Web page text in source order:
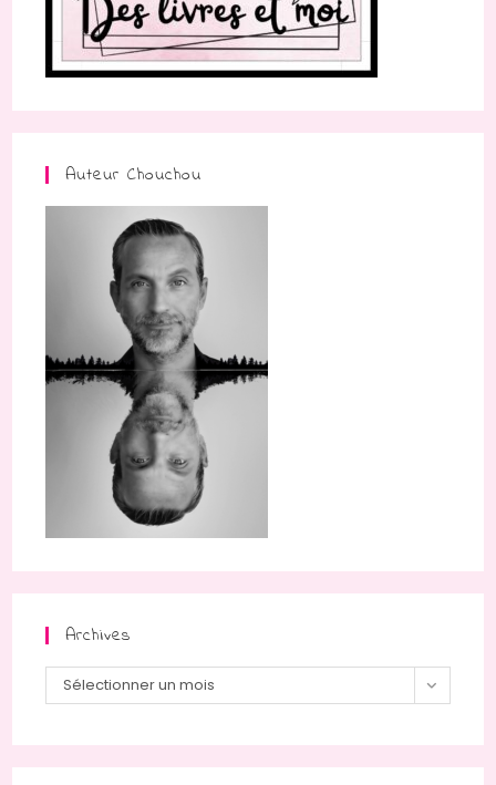
Auteur Chouchou
Archives
Sélectionner un mois